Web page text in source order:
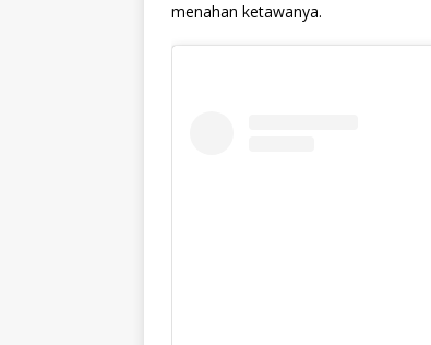
menahan ketawanya.